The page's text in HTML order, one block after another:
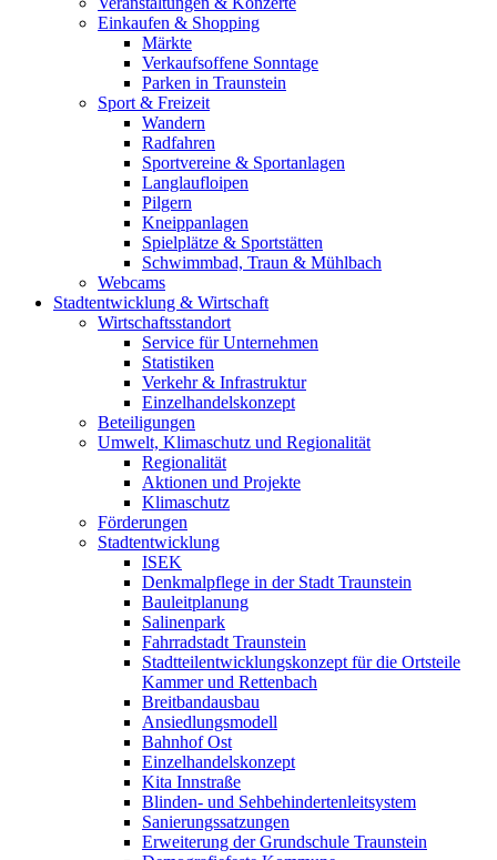
Einkaufen & Shopping
Märkte
Verkaufsoffene Sonntage
Parken in Traunstein
Sport & Freizeit
Wandern
Radfahren
Sportvereine & Sportanlagen
Langlaufloipen
Pilgern
Kneippanlagen
Spielplätze & Sportstätten
Schwimmbad, Traun & Mühlbach
Webcams
Stadtentwicklung & Wirtschaft
Wirtschaftsstandort
Service für Unternehmen
Statistiken
Verkehr & Infrastruktur
Einzelhandelskonzept
Beteiligungen
Umwelt, Klimaschutz und Regionalität
Regionalität
Aktionen und Projekte
Klimaschutz
Förderungen
Stadtentwicklung
ISEK
Denkmalpflege in der Stadt Traunstein
Bauleitplanung
Salinenpark
Fahrradstadt Traunstein
Stadtteilentwicklungskonzept für die Ortsteile
Kammer und Rettenbach
Breitbandausbau
Ansiedlungsmodell
Bahnhof Ost
Einzelhandelskonzept
Kita Innstraße
Blinden- und Sehbehindertenleitsystem
Sanierungssatzungen
Erweiterung der Grundschule Traunstein